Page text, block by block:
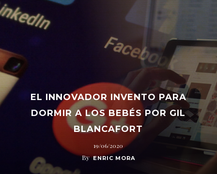
EL INNOVADOR INVENTO PARA
DORMIR A LOS BEBÉS POR GIL
BLANCAFORT
19/06/2020
By ENRIC MORA